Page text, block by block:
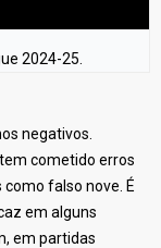
2024-25.
negativos.
cometido erros
falso nove. É
em alguns
em partidas